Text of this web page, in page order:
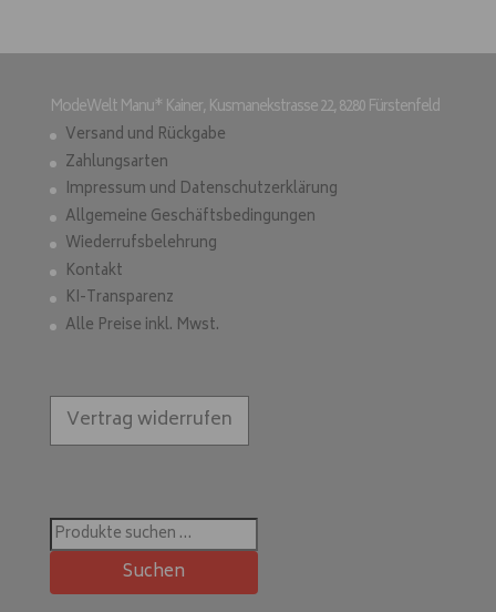
ModeWelt Manu* Kainer, Kusmanekstrasse 22, 8280 Fürstenfeld
Versand und Rückgabe
Zahlungsarten
Impressum und Datenschutzerklärung
Allgemeine Geschäftsbedingungen
Wiederrufsbelehrung
Kontakt
KI-Transparenz
Alle Preise inkl. Mwst.
Vertrag widerrufen
Suchen
nach:
Suchen